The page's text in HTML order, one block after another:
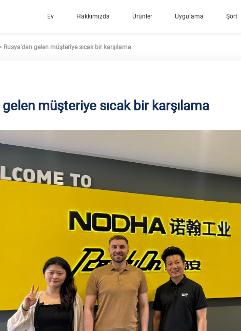
Ev Hakkımızda Ürünler Uygulama Şort
>Rusya'dan gelen müşteriye sıcak bir karşılama
gelen müşteriye sıcak bir karşılama